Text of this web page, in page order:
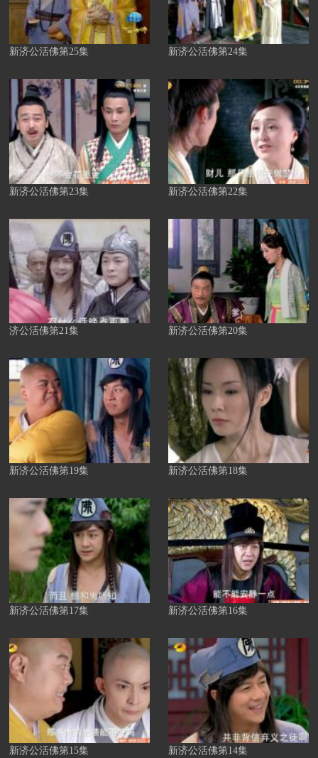
新济公活佛第25集 新济公活佛第24集
新济公活佛第23集 新济公活佛第22集
济公活佛第21集 新济公活佛第20集
新济公活佛第19集 新济公活佛第18集
新济公活佛第17集 新济公活佛第16集
新济公活佛第15集 新济公活佛第14集